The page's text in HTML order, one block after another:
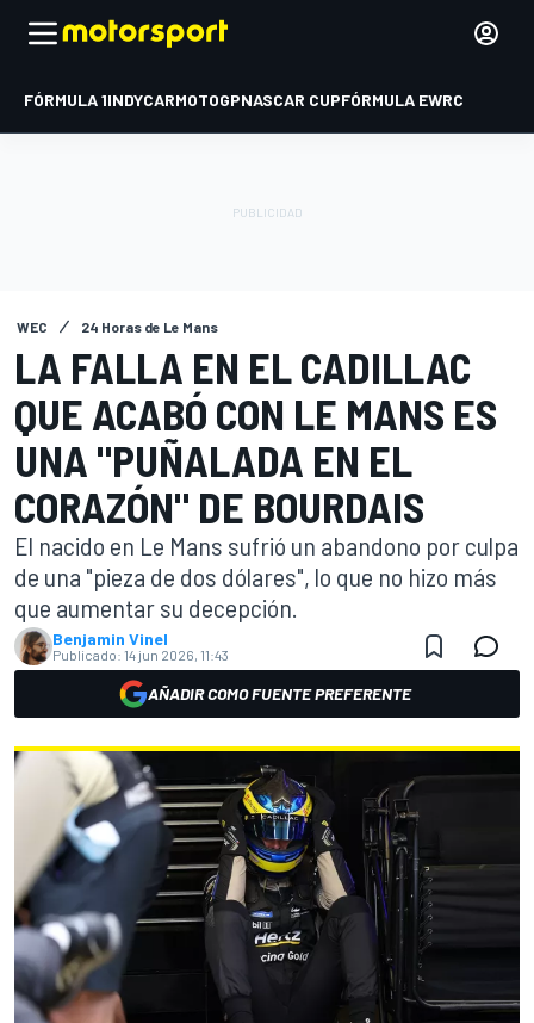
FÓRMULA 1INDYCARMOTOGPNASCAR CUPFÓRMULA EWRC
WEC 24 Horas de Le Mans
LA FALLA EN EL CADILLAC
QUE ACABÓ CON LE MANS ES
UNA "PUÑALADA EN EL
CORAZÓN" DE BOURDAIS
El nacido en Le Mans sufrió un abandono por culpa
de una "pieza de dos dólares", lo que no hizo más
que aumentar su decepción.
Benjamin Vinel
Publicado: 14 jun 2026, 11:43
AÑADIR COMO FUENTE PREFERENTE